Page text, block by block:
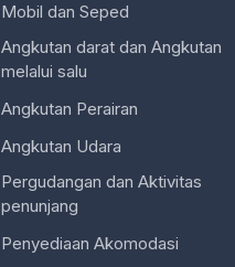
Mobil dan Seped
Angkutan darat dan Angkutan
melalui salu
Angkutan Perairan
Angkutan Udara
Pergudangan dan Aktivitas
penunjang
Penyediaan Akomodasi